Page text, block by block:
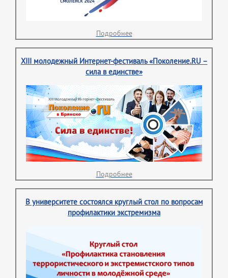
Подробнее
XIII молодежный Интернет-фестиваль «Поколение.RU –
сила в единстве»
Подробнее
В университете состоялся круглый стол по вопросам
профилактики экстремизма